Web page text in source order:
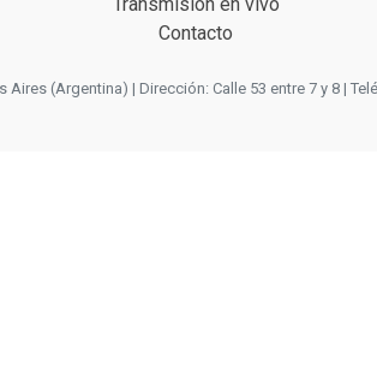
Contacto
(Argentina) | Dirección: Calle 53 entre 7 y 8 |